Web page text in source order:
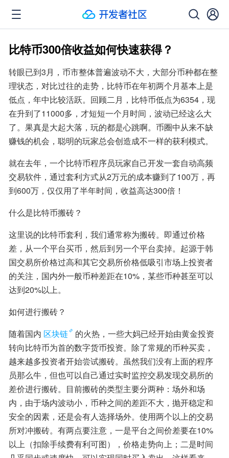
比特币300倍收益如何快速获得？
转眼已到3月，币市整体普遍波动不大，大部分币种都在整
理状态，对比过往的走势，比特币在年初两个月基本上是
低点，年中比较活跃。回顾二月，比特币低点为6354，现
在升到了11000多，才短短一个月时间，波动已经这么大
了。果真是大起大落，玩的都是心跳啊。币圈中从来不缺
赚钱的机会，聪明的玩家总会创造成不一样的获利模式。
就在去年，一个比特币程序员玩家自己开发一套自动高频
交易软件，通过套利方式从2万元的成本赚到了100万，再
到600万，仅仅用了半年时间，收益高达300倍！
什么是比特币搬砖？
这里说的比特币套利，我们通常称为搬砖。即通过价格
差，从一个平台买币，然后到另一个平台卖掉。起源于韩
国交易所价格过高和其它交易所价格低吸引市场上投资者
的关注，国内外一般币种差距在10%，某些币种甚至可以
达到20%以上。
如何进行搬砖？
随着国内 区块链
的火热，一些大妈已经开始由黄金投资
转向比特币为首的数字货币投资。除了常规的币种买卖，
越来越多投资者开始尝试搬砖。虽然我们没有上面的程序
员那么牛，但也可以自己通过实时监控交易发现交易所的
差价进行搬砖。目前搬砖的类型主要分两种：场外和场
内，由于场内波动小，币种之间的差距不大，抛开稳定和
安全的因素，还是会有人选择场外。使用两个以上的交易
所对冲搬砖。有两点要注意，一是平台之间价差要在10%
以上（扣除手续费有利可图），价格走势向上；二是时间